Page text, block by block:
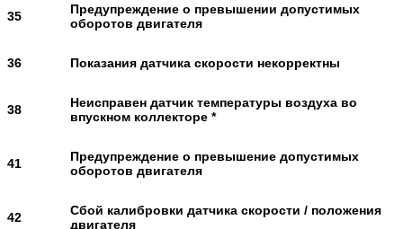
35
Предупреждение о превышении допустимых
оборотов двигателя
36 Показания датчика скорости некорректны
38
Неисправен датчик температуры воздуха во
впускном коллекторе *
41
Предупреждение о превышение допустимых
оборотов двигателя
42
Сбой калибровки датчика скорости / положения
двигателя